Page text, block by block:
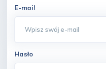
E-mail
Hasło